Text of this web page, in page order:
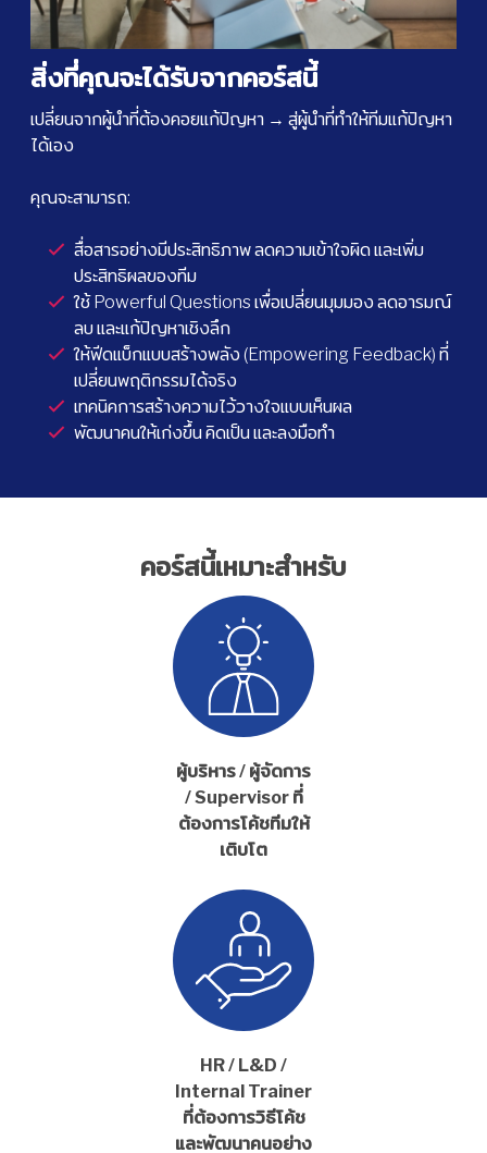
สิ่งที่คุณจะได้รับจากคอร์สนี้
เปลี่ยนจากผู้นำที่ต้องคอยแก้ปัญหา → สู่ผู้นำที่ทำให้ทีมแก้ปัญหา
ได้เอง
คุณจะสามารถ:
สื่อสารอย่างมีประสิทธิภาพ ลดความเข้าใจผิด และเพิ่ม
ประสิทธิผลของทีม
ใช้ Powerful Questions เพื่อเปลี่ยนมุมมอง ลดอารมณ์
ลบ และแก้ปัญหาเชิงลึก
ให้ฟีดแบ็กแบบสร้างพลัง (Empowering Feedback) ที่
เปลี่ยนพฤติกรรมได้จริง
เทคนิคการสร้างความไว้วางใจแบบเห็นผล
พัฒนาคนให้เก่งขึ้น คิดเป็น และลงมือทำ
คอร์สนี้เหมาะสำหรับ
ผู้บริหาร / ผู้จัดการ
/ Supervisor ที่
ต้องการโค้ชทีมให้
เติบโต
HR / L&D /
Internal Trainer
ที่ต้องการวิธีโค้ช
และพัฒนาคนอย่าง